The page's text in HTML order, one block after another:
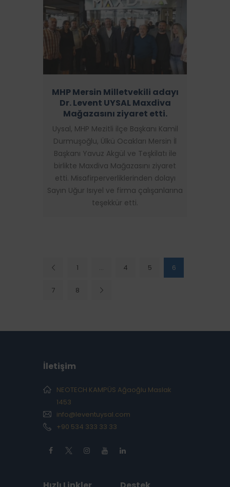
MHP Mersin Milletvekili adayı
Dr. Levent UYSAL Maxdiva
Mağazasını ziyaret etti.
Uysal, MHP Mezitli ilçe Başkanı Kamil
Durmuşoğlu, Ülkü Ocakları Mersin İl
Başkanı Yavuz Akgül ve Teşkilatı ile
birlikte Maxdiva Mağazasını ziyaret
etti. Misafirperverliklerinden dolayı
Sayın Uğur Isıyel ve firma çalışanlarına
teşekkür etti.
<
1 … 4 5 6
7 8
İletişim
NEOTECH KAMPÜS Ağaoğlu Maslak
1453
info@leventuysal.com
+90 534 333 33 33